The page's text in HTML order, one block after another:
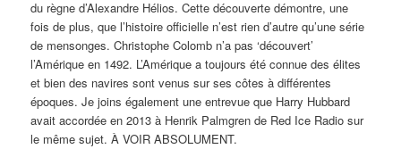
du règne d’Alexandre Hélios. Cette découverte démontre, une
fois de plus, que l’histoire officielle n’est rien d’autre qu’une série
de mensonges. Christophe Colomb n’a pas ‘découvert’
l’Amérique en 1492. L’Amérique a toujours été connue des élites
et bien des navires sont venus sur ses côtes à différentes
époques. Je joins également une entrevue que Harry Hubbard
avait accordée en 2013 à Henrik Palmgren de Red Ice Radio sur
le même sujet. À VOIR ABSOLUMENT.